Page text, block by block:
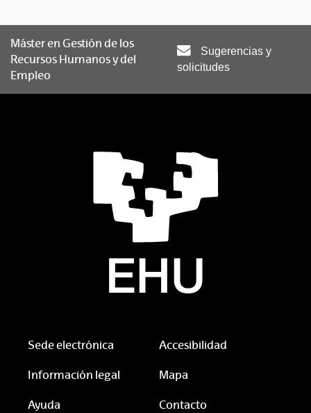
Máster en Gestión de los
Recursos Humanos y del
Empleo
Sugerencias y
solicitudes
Sede electrónica Accesibilidad
Información legal Mapa
Ayuda Contacto